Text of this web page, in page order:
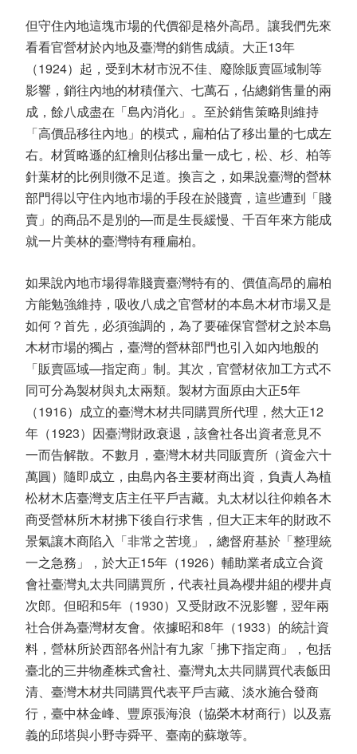
但守住內地這塊市場的代價卻是格外高昂。讓我們先來
看看官營材於內地及臺灣的銷售成績。大正13年
（1924）起，受到木材市況不佳、廢除販賣區域制等
影響，銷往內地的材積僅六、七萬石，佔總銷售量的兩
成，餘八成盡在「島內消化」。至於銷售策略則維持
「高價品移往內地」的模式，扁柏佔了移出量的七成左
右。材質略遜的紅檜則佔移出量一成七，松、杉、柏等
針葉材的比例則微不足道。換言之，如果說臺灣的營林
部門得以守住內地市場的手段在於賤賣，這些遭到「賤
賣」的商品不是別的—而是生長緩慢、千百年來方能成
就一片美林的臺灣特有種扁柏。
如果說內地市場得靠賤賣臺灣特有的、價值高昂的扁柏
方能勉強維持，吸收八成之官營材的本島木材市場又是
如何？首先，必須強調的，為了要確保官營材之於本島
木材市場的獨占，臺灣的營林部門也引入如內地般的
「販賣區域—指定商」制。其次，官營材依加工方式不
同可分為製材與丸太兩類。製材方面原由大正5年
（1916）成立的臺灣木材共同購買所代理，然大正12
年（1923）因臺灣財政衰退，該會社各出資者意見不
一而告解散。不數月，臺灣木材共同販賣所（資金六十
萬圓）隨即成立，由島內各主要材商出資，負責人為植
松材木店臺灣支店主任平戶吉藏。丸太材以往仰賴各木
商受營林所木材拂下後自行求售，但大正末年的財政不
景氣讓木商陷入「非常之苦境」，總督府基於「整理統
一之急務」，於大正15年（1926）輔助業者成立合資
會社臺灣丸太共同購買所，代表社員為櫻井組的櫻井貞
次郎。但昭和5年（1930）又受財政不況影響，翌年兩
社合併為臺灣材友會。依據昭和8年（1933）的統計資
料，營林所於西部各州計有九家「拂下指定商」，包括
臺北的三井物產株式會社、臺灣丸太共同購買代表飯田
清、臺灣木材共同購買代表平戶吉藏、淡水施合發商
行，臺中林金峰、豐原張海浪（協榮木材商行）以及嘉
義的邱塔與小野寺舜平、臺南的蘇墩等。